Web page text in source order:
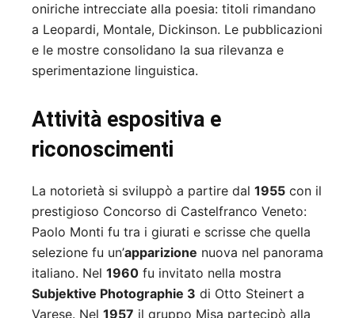
oniriche intrecciate alla poesia: titoli rimandano
a Leopardi, Montale, Dickinson. Le pubblicazioni
e le mostre consolidano la sua rilevanza e
sperimentazione linguistica.
Attività espositiva e
riconoscimenti
La notorietà si sviluppò a partire dal 1955 con il
prestigioso Concorso di Castelfranco Veneto:
Paolo Monti fu tra i giurati e scrisse che quella
selezione fu un’apparizione nuova nel panorama
italiano. Nel 1960 fu invitato nella mostra
Subjektive Photographie 3 di Otto Steinert a
Varese. Nel 1957 il gruppo Misa partecipò alla